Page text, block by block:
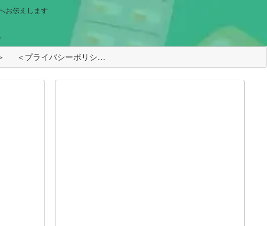
お伝えします
＜プライバシーポリシー＞